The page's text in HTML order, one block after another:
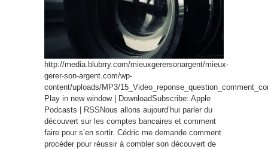
http://media.blubrry.com/mieuxgerersonargent/mieux-
gerer-son-argent.com/wp-
content/uploads/MP3/
Play in new window | DownloadSubscribe: Apple
Podcasts | RSSNous allons aujourd’hui parler du
découvert sur les comptes bancaires et comment
faire pour s’en sortir. Cédric me demande comment
procéder pour réussir à combler son découvert de